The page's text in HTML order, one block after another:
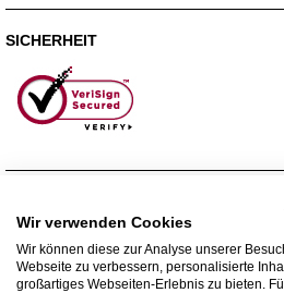
SICHERHEIT
WIR VERSENDEN MIT
Wir verwenden Cookies
Wir können diese zur Analyse unserer
Webseite zu verbessern, personalisierte
großartiges Webseiten-Erlebnis zu bieten.